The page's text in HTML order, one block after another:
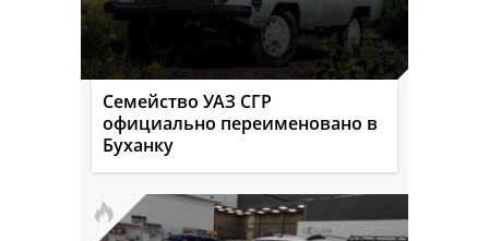
Семейство УАЗ СГР
официально переименовано в
Буханку